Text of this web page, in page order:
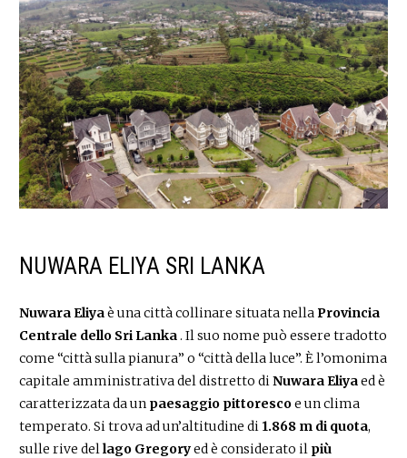
NUWARA ELIYA SRI LANKA
Nuwara Eliyaè una città collinare situata nellaProvincia
Centrale dello Sri Lanka. Il suo nome può essere tradotto
come “città sulla pianura” o “città della luce”. È l’omonima
capitale amministrativa del distretto diNuwara Eliyaed è
caratterizzata da un paesaggio pittorescoe un clima
temperato. Si trova ad un’altitudine di 1.868 m di quota,
sulle rive dellago Gregoryed è considerato il più